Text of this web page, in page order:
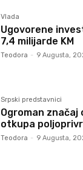
Vlada
Ugovorene
7,4 milijarde KM
Teodora - 9 Augusta,
Srpski predstavnici
Ogroman značaj
otkupa
Teodora - 9 Augusta,